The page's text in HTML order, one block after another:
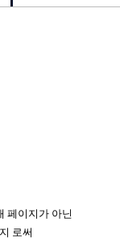
페이지가 아닌
로써